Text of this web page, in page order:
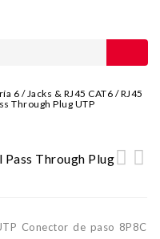
6 /Jacks & RJ45 CAT6 /RJ45
Through Plug UTP
Through Plug
Conector de paso 8P8C